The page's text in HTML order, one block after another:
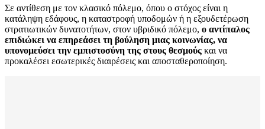
Σε αντίθεση με τον κλασικό πόλεμο, όπου ο στόχος είναι η
κατάληψη εδάφους, η καταστροφή υποδομών ή η εξουδετέρωση
στρατιωτικών δυνατοτήτων, στον υβριδικό πόλεμο, ο αντίπαλος
επιδιώκει να επηρεάσει τη βούληση μιας κοινωνίας, να
υπονομεύσει την εμπιστοσύνη της στους θεσμούς και να
προκαλέσει εσωτερικές διαιρέσεις και αποσταθεροποίηση.